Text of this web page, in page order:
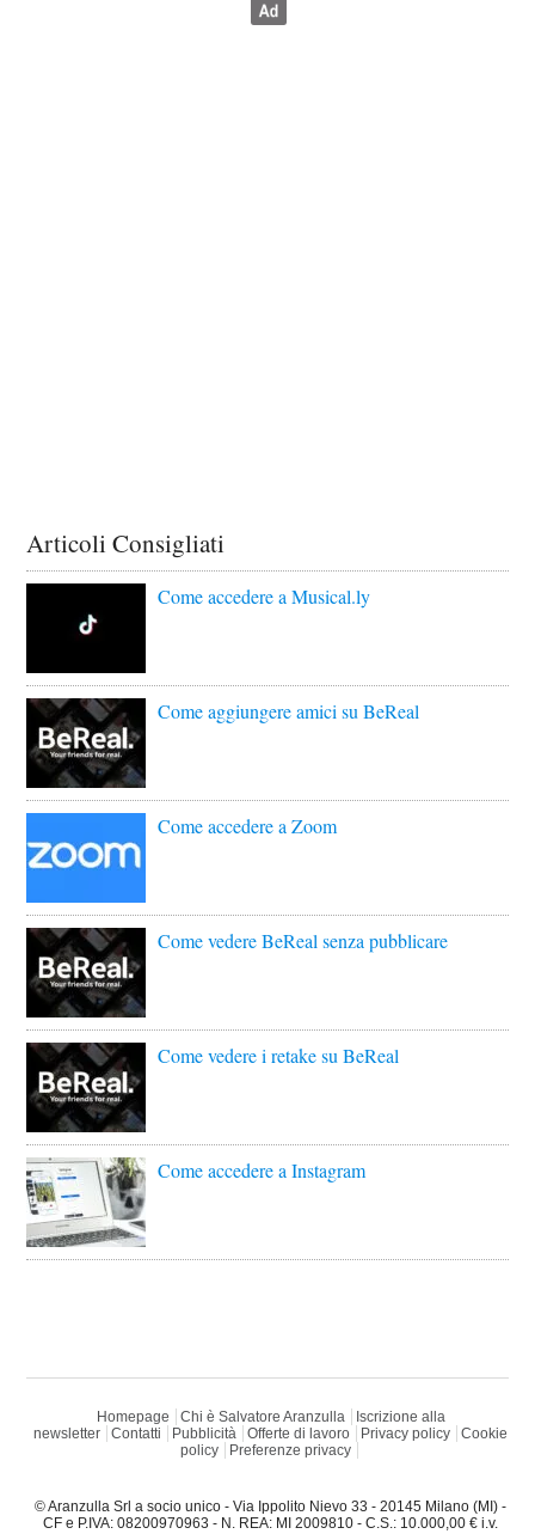
Articoli Consigliati
Come accedere a Musical.ly
Come aggiungere amici su BeReal
Come accedere a Zoom
Come vedere BeReal senza pubblicare
Come vedere i retake su BeReal
Come accedere a Instagram
Homepage Chi è Salvatore Aranzulla
Iscrizione alla
newsletter
Contatti Pubblicità Offerte di lavoro Privacy policy
Cookie
policy
Preferenze privacy
© Aranzulla Srl a socio unico - Via Ippolito Nievo 33 - 20145 Milano (MI) -
CF e P.IVA: 08200970963 - N. REA: MI 2009810 - C.S.: 10.000,00 € i.v.